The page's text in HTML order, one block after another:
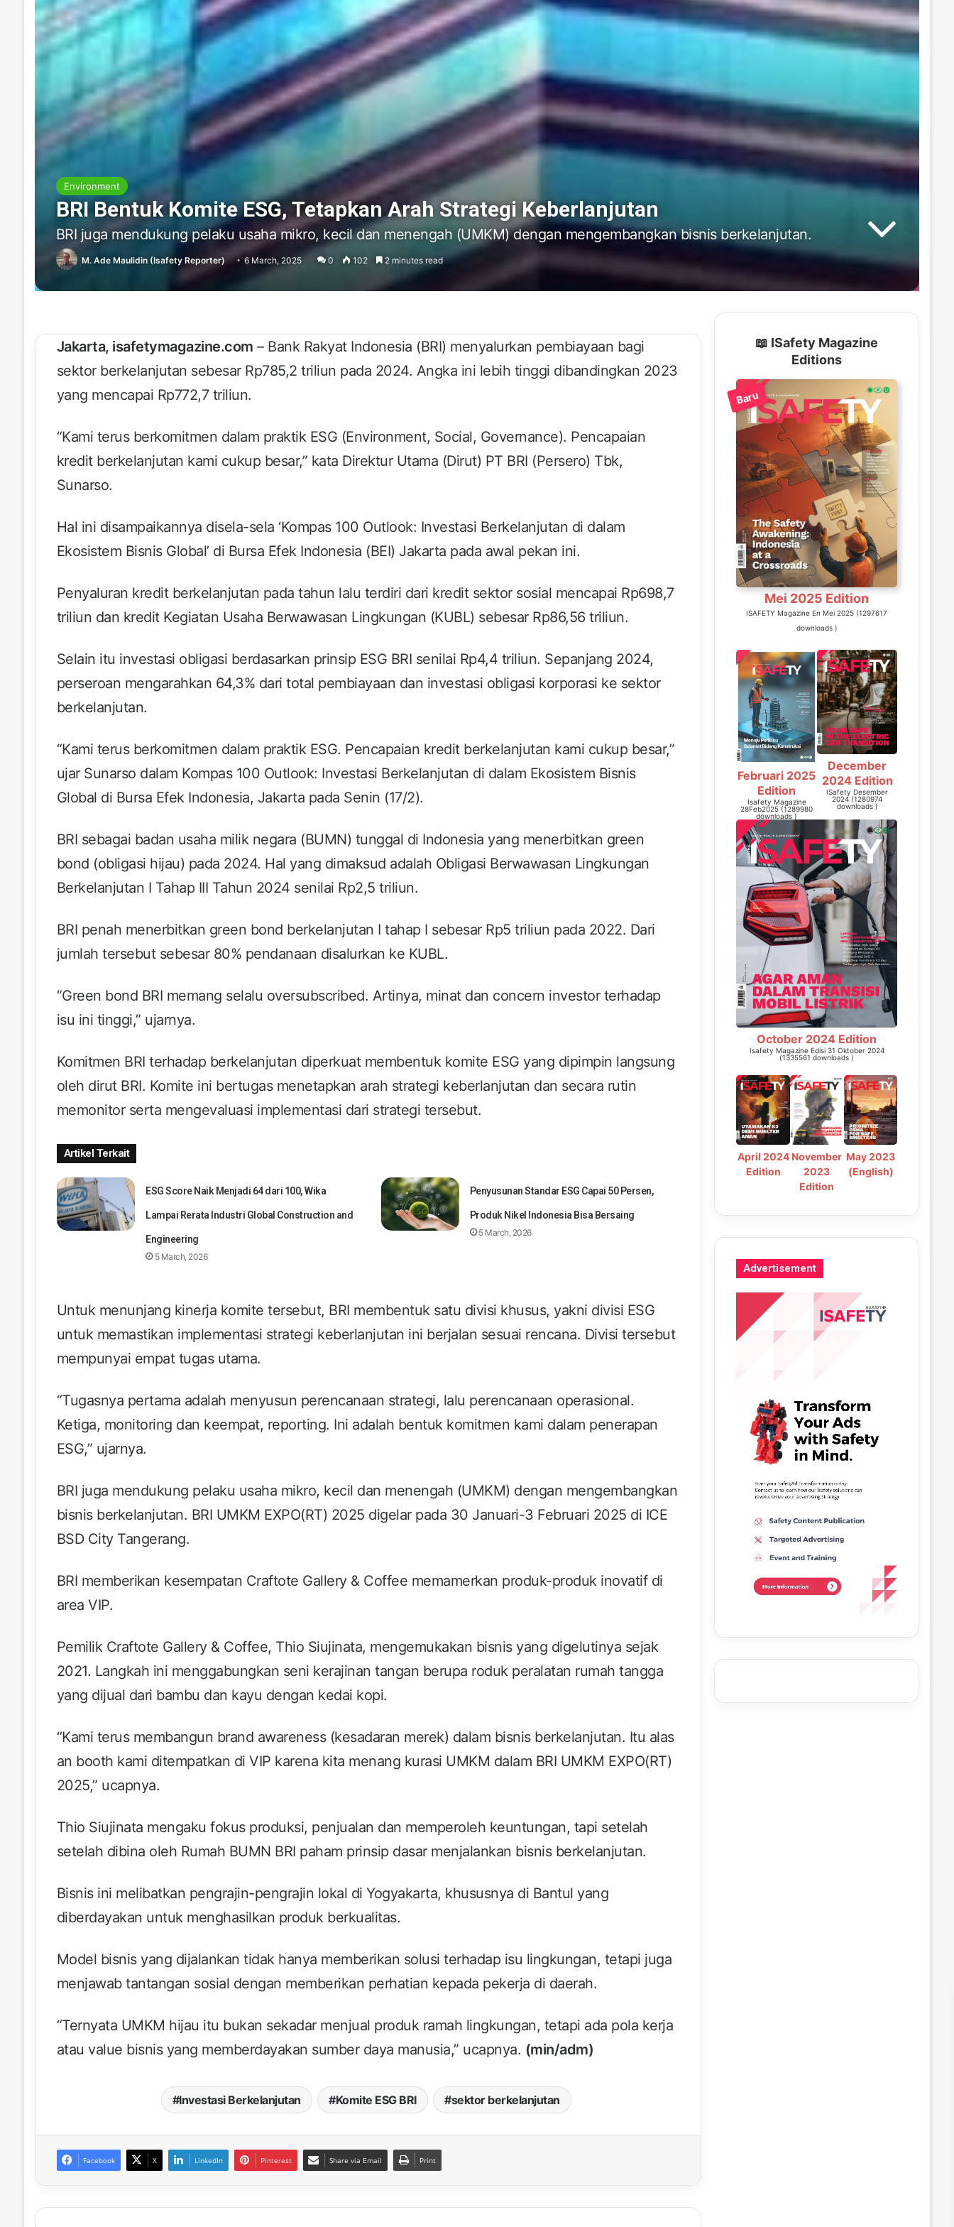
Environment
BRI Bentuk Komite ESG, Tetapkan Arah Strategi Keberlanjutan
BRI juga mendukung pelaku usaha mikro, kecil dan menengah (UMKM) dengan mengembangkan bisnis berkelanjutan.
M. Ade Maulidin (Isafety Reporter) 6 March, 2025 0 102 2 minutes read
Jakarta, isafetymagazine.com – Bank Rakyat Indonesia (BRI) menyalurkan pembiayaan bagi
sektor berkelanjutan sebesar Rp785,2 triliun pada 2024. Angka ini lebih tinggi dibandingkan 2023
yang mencapai Rp772,7 triliun.
“Kami terus berkomitmen dalam praktik ESG (Environment, Social, Governance). Pencapaian
kredit berkelanjutan kami cukup besar,” kata Direktur Utama (Dirut) PT BRI (Persero) Tbk,
Sunarso.
Hal ini disampaikannya disela-sela ‘Kompas 100 Outlook: Investasi Berkelanjutan di dalam
Ekosistem Bisnis Global’ di Bursa Efek Indonesia (BEI) Jakarta pada awal pekan ini.
Penyaluran kredit berkelanjutan pada tahun lalu terdiri dari kredit sektor sosial mencapai Rp698,7
triliun dan kredit Kegiatan Usaha Berwawasan Lingkungan (KUBL) sebesar Rp86,56 triliun.
Selain itu investasi obligasi berdasarkan prinsip ESG BRI senilai Rp4,4 triliun. Sepanjang 2024,
perseroan mengarahkan 64,3% dari total pembiayaan dan investasi obligasi korporasi ke sektor
berkelanjutan.
“Kami terus berkomitmen dalam praktik ESG. Pencapaian kredit berkelanjutan kami cukup besar,”
ujar Sunarso dalam Kompas 100 Outlook: Investasi Berkelanjutan di dalam Ekosistem Bisnis
Global di Bursa Efek Indonesia, Jakarta pada Senin (17/2).
BRI sebagai badan usaha milik negara (BUMN) tunggal di Indonesia yang menerbitkan green
bond (obligasi hijau) pada 2024. Hal yang dimaksud adalah Obligasi Berwawasan Lingkungan
Berkelanjutan I Tahap III Tahun 2024 senilai Rp2,5 triliun.
BRI penah menerbitkan green bond berkelanjutan I tahap I sebesar Rp5 triliun pada 2022. Dari
jumlah tersebut sebesar 80% pendanaan disalurkan ke KUBL.
“Green bond BRI memang selalu oversubscribed. Artinya, minat dan concern investor terhadap
isu ini tinggi,” ujarnya.
Komitmen BRI terhadap berkelanjutan diperkuat membentuk komite ESG yang dipimpin langsung
oleh dirut BRI. Komite ini bertugas menetapkan arah strategi keberlanjutan dan secara rutin
memonitor serta mengevaluasi implementasi dari strategi tersebut.
Artikel Terkait
ESG Score Naik Menjadi 64 dari 100, Wika
Lampai Rerata Industri Global Construction and
Engineering
5 March, 2026
Penyusunan Standar ESG Capai 50 Persen,
Produk Nikel Indonesia Bisa Bersaing
5 March, 2026
Untuk menunjang kinerja komite tersebut, BRI membentuk satu divisi khusus, yakni divisi ESG
untuk memastikan implementasi strategi keberlanjutan ini berjalan sesuai rencana. Divisi tersebut
mempunyai empat tugas utama.
“Tugasnya pertama adalah menyusun perencanaan strategi, lalu perencanaan operasional.
Ketiga, monitoring dan keempat, reporting. Ini adalah bentuk komitmen kami dalam penerapan
ESG,” ujarnya.
BRI juga mendukung pelaku usaha mikro, kecil dan menengah (UMKM) dengan mengembangkan
bisnis berkelanjutan. BRI UMKM EXPO(RT) 2025 digelar pada 30 Januari-3 Februari 2025 di ICE
BSD City Tangerang.
BRI memberikan kesempatan Craftote Gallery & Coffee memamerkan produk-produk inovatif di
area VIP.
Pemilik Craftote Gallery & Coffee, Thio Siujinata, mengemukakan bisnis yang digelutinya sejak
2021. Langkah ini menggabungkan seni kerajinan tangan berupa roduk peralatan rumah tangga
yang dijual dari bambu dan kayu dengan kedai kopi.
“Kami terus membangun brand awareness (kesadaran merek) dalam bisnis berkelanjutan. Itu alas
an booth kami ditempatkan di VIP karena kita menang kurasi UMKM dalam BRI UMKM EXPO(RT)
2025,” ucapnya.
Thio Siujinata mengaku fokus produksi, penjualan dan memperoleh keuntungan, tapi setelah
setelah dibina oleh Rumah BUMN BRI paham prinsip dasar menjalankan bisnis berkelanjutan.
Bisnis ini melibatkan pengrajin-pengrajin lokal di Yogyakarta, khususnya di Bantul yang
diberdayakan untuk menghasilkan produk berkualitas.
Model bisnis yang dijalankan tidak hanya memberikan solusi terhadap isu lingkungan, tetapi juga
menjawab tantangan sosial dengan memberikan perhatian kepada pekerja di daerah.
“Ternyata UMKM hijau itu bukan sekadar menjual produk ramah lingkungan, tetapi ada pola kerja
atau value bisnis yang memberdayakan sumber daya manusia,” ucapnya. (min/adm)
Investasi Berkelanjutan Komite ESG BRI sektor berkelanjutan
Facebook X LinkedIn Pinterest Share via Email Print
📖 ISafety Magazine
Editions
Baru
Mei 2025 Edition
ISAFETY Magazine En Mei 2025 (1297617
downloads )
Februari 2025
Edition
Isafety Magazine
28Feb2025 (1289980
downloads )
December
2024 Edition
ISafety Desember
2024 (1280974
downloads )
October 2024 Edition
Isafety Magazine Edisi 31 Oktober 2024
(1335561 downloads )
April 2024
Edition
November
2023
Edition
May 2023
(English)
Advertisement